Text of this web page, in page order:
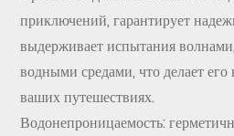
приключений, гарантирует
выдерживает испытания
водными средами, что делает
ваших путешествиях.
Водонепроницаемость: